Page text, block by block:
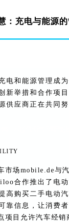
：充电与能源
电和能源管理成
新举措和合作项
供应商正在共同
市场mobile.de与
合作推出了电
高购买二手电动
靠信息，让消费
项目允许汽车经销